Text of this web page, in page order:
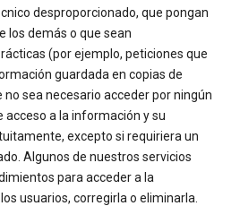
desproporcionado, que pongan
los demás o que sean
(por ejemplo, peticiones que
guardada en copias de
sea necesario acceder por ningún
acceso a la información y su
excepto si requiriera un
Algunos de nuestros servicios
para acceder a la
usuarios, corregirla o eliminarla.